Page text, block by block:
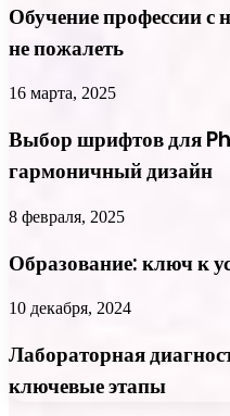
Обучение профессии с
не пожалеть
16 марта, 2025
Выбор шрифтов для
гармоничный дизайн
8 февраля, 2025
Образование: ключ к
10 декабря, 2024
Лабораторная
ключевые этапы